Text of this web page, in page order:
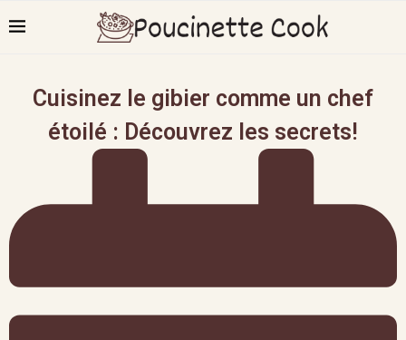
Cuisinez le gibier comme un chef
étoilé : Découvrez les secrets!